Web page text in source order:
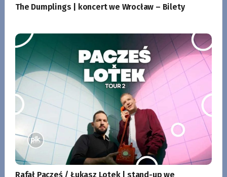
The Dumplings | koncert we Wrocław – Bilety
Rafał Pacześ / Łukasz Lotek | stand-up we